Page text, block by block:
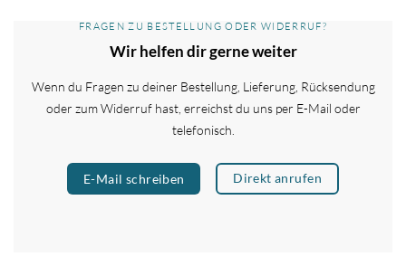
FRAGEN ZU BESTELLUNG ODER WIDERRUF?
Wir helfen dir gerne weiter
Wenn du Fragen zu deiner Bestellung, Lieferung, Rücksendung
oder zum Widerruf hast, erreichst du uns per E-Mail oder
telefonisch.
E-Mail schreiben Direkt anrufen